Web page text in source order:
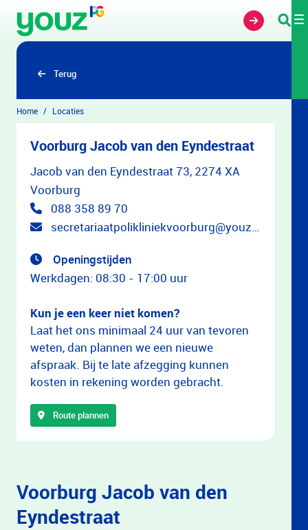
Overslaan en naar hoofdinhoud gaan
Terug
Home Locaties
Voorburg Jacob van den Eyndestraat
Jacob van den Eyndestraat 73, 2274 XA
Voorburg
088 358 89 70
secretariaatpolikliniekvoorburg@youz.nl
Openingstijden
Werkdagen: 08:30 - 17:00 uur
Kun je een keer niet komen?
Laat het ons minimaal 24 uur van tevoren
weten, dan plannen we een nieuwe
afspraak. Bij te late afzegging kunnen
kosten in rekening worden gebracht.
Route plannen
Voorburg Jacob van den
Eyndestraat